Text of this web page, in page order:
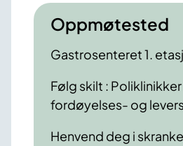
Oppmøtested
Gastrosenteret 1.
Følg skilt :
fordøyelses- og
Henvend deg i